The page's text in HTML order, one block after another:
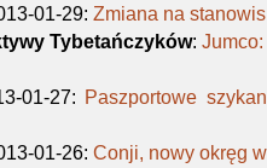
01-29:Zmiana na
Tybetańczyków:
01-27: Paszportowe
01-26:Conji, nowy okręg